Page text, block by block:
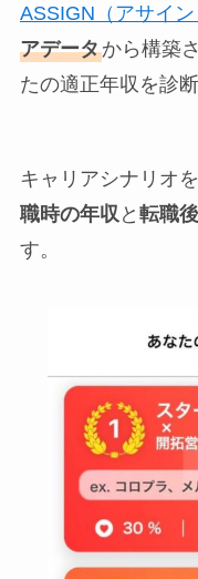
ASSIGN（アサイン
アデータから構築
たの適正年収を診
キャリアシナリオ
職時の年収と 転職
す。